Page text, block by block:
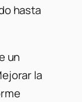
hasta
un
la